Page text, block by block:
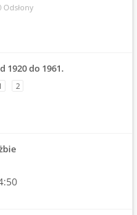
Odsłony
1920 do 1961.
2